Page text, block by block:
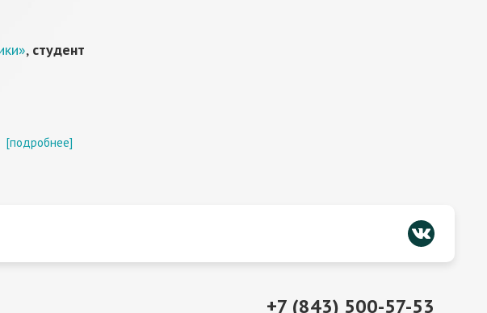
, студент
[подробнее]
+7 (843) 500-57-53